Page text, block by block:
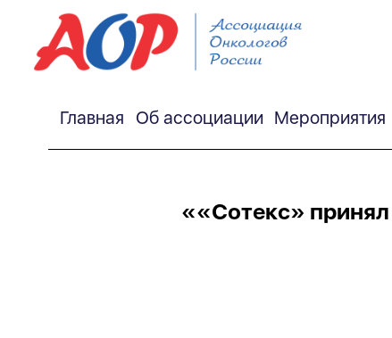
Главная Об ассоциации Мероприятия
««Сотекс» принял